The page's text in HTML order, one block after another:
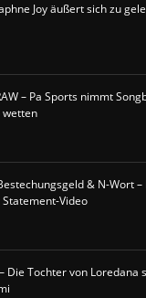
Joy äußert sich zu
– Pa Sports nimmt
wetten
& N-Wort
Video
Die Tochter von